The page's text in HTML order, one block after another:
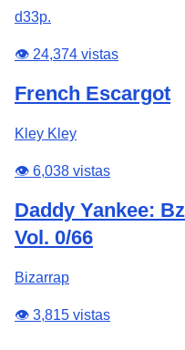
d33p.
👁️ 24,374 vistas
French Escargot
Kley Kley
👁️ 6,038 vistas
Daddy Yankee:
Vol. 0/66
Bizarrap
👁️ 3,815 vistas